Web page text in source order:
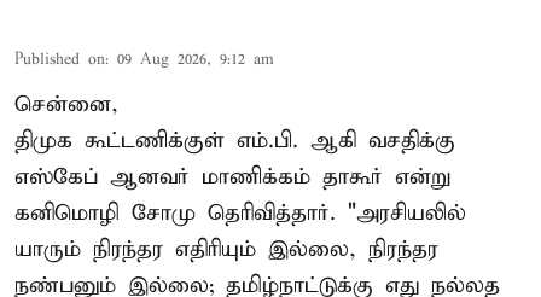
Published on: 09 Aug 2026, 9:12 am
சென்னை,
திமுக கூட்டணிக்குள் எம்.பி. ஆகி வசதிக்கு
எஸ்கேப் ஆனவர் மாணிக்கம் தாகூர் என்று
கனிமொழி சோமு தெரிவித்தார். "அரசியலில்
யாரும் நிரந்தர எதிரியும் இல்லை, நிரந்தர
நண்பனும் இல்லை; தமிழ்நாட்டுக்கு எது நல்லத